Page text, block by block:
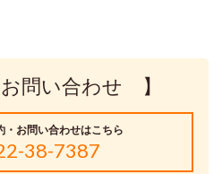
問い合わせ 】
・お問い合わせはこちら
38-7387